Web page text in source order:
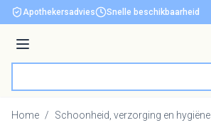
Ga naar de inhoud
Apothekersadvies Snelle beschikbaarheid
Menu
Home / Schoonheid, verzorging en hygiëne